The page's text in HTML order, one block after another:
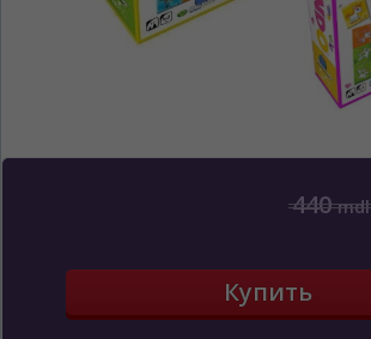
440mdl
На каком языке Вы хотите